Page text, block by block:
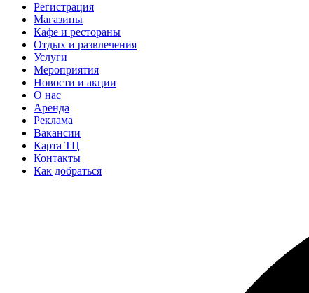
Регистрация
Магазины
Кафе и рестораны
Отдых и развлечения
Услуги
Мероприятия
Новости и акции
О нас
Аренда
Реклама
Вакансии
Карта ТЦ
Контакты
Как добраться